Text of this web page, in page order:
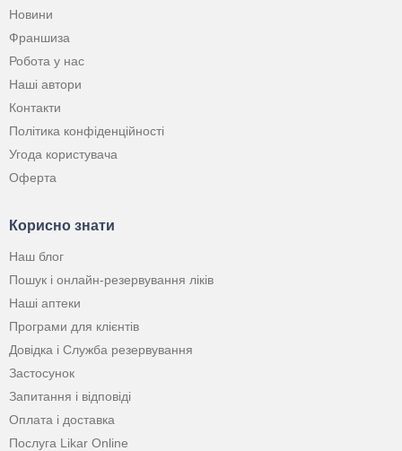
Новини
Франшиза
Робота у нас
Наші автори
Контакти
Політика конфіденційності
Угода користувача
Оферта
Корисно знати
Наш блог
Пошук і онлайн-резервування ліків
Наші аптеки
Програми для клієнтів
Довідка і Служба резервування
Застосунок
Запитання і відповіді
Оплата і доставка
Послуга Likar Online